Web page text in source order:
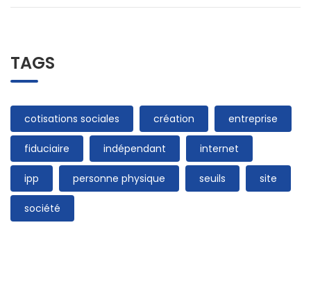
TAGS
cotisations sociales création entreprise
fiduciaire indépendant internet
ipp personne physique seuils site
société